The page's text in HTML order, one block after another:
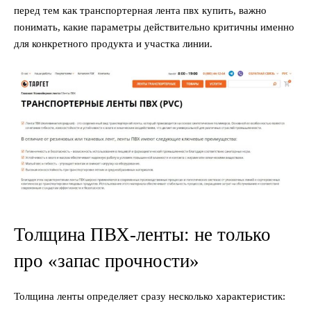
перед тем как транспортерная лента пвх купить, важно
понимать, какие параметры действительно критичны именно
для конкретного продукта и участка линии.
Толщина ПВХ-ленты: не только
про «запас прочности»
Толщина ленты определяет сразу несколько характеристик: